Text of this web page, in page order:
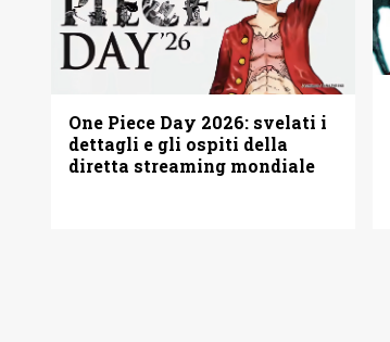
One Piece Day 2026: svelati i
dettagli e gli ospiti della
diretta streaming mondiale